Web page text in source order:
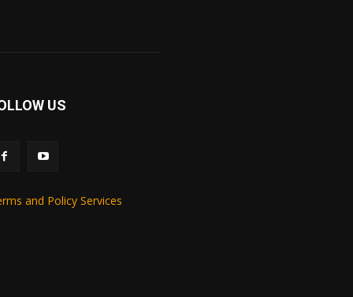
US
and Policy Services